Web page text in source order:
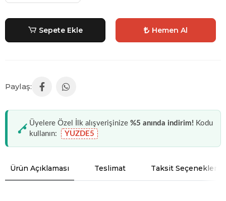
Sepete Ekle Hemen Al
Üyelere Özel İlk alışverişinize %5 anında indirim! Kodu
kullanın:
YUZDE5
Ürün Açıklaması Teslimat Taksit Seçenekleri